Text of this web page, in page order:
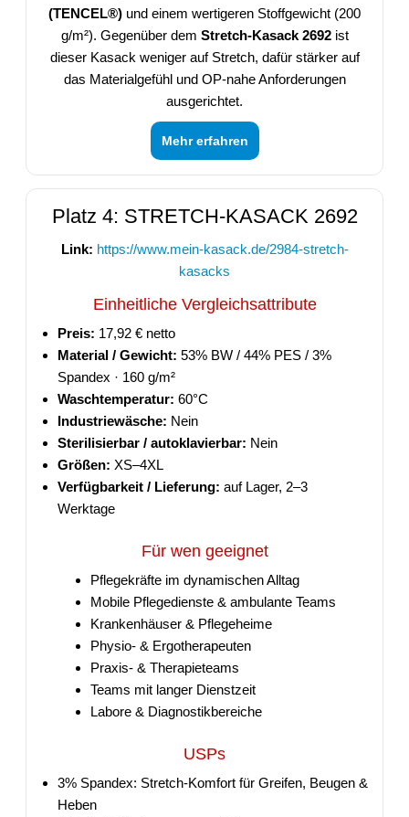
(TENCEL®) und einem wertigeren Stoffgewicht (200
g/m²). Gegenüber dem Stretch-Kasack 2692ist
dieser Kasack weniger auf Stretch, dafür stärker auf
das Materialgefühl und OP-nahe Anforderungen
ausgerichtet.
Mehr erfahren
Platz 4: STRETCH-KASACK 2692
Link: https://www.mein-kasack.de/2984-stretch-
kasacks
Einheitliche Vergleichsattribute
Preis: 17,92 € netto
Material / Gewicht: 53% BW / 44% PES / 3%
Spandex · 160 g/m²
Waschtemperatur: 60°C
Industriewäsche: Nein
Sterilisierbar / autoklavierbar: Nein
Größen: XS–4XL
Verfügbarkeit / Lieferung: auf Lager, 2–3
Werktage
Für wen geeignet
Pflegekräfte im dynamischen Alltag
Mobile Pflegedienste & ambulante Teams
Krankenhäuser & Pflegeheime
Physio- & Ergotherapeuten
Praxis- & Therapieteams
Teams mit langer Dienstzeit
Labore & Diagnostikbereiche
USPs
3% Spandex: Stretch-Komfort für Greifen, Beugen &
Heben